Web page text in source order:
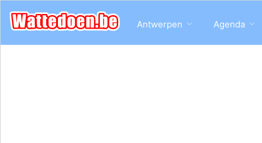
Antwerpen Agenda